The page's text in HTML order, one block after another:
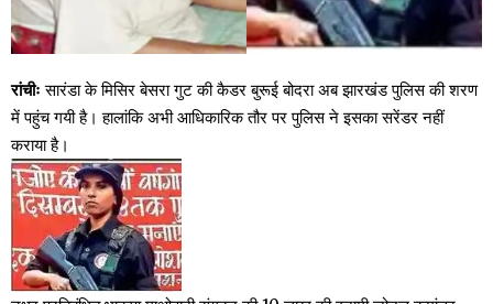
रांचीः सारंडा के मिसिर बेसरा गुट की कैडर बुरूई बोदरा अब झारखंड पुलिस की शरण
में पहुंच गयी है। हालांकि अभी आधिकारिक तौर पर पुलिस ने इसका सरेंडर नहीं
कराया है।